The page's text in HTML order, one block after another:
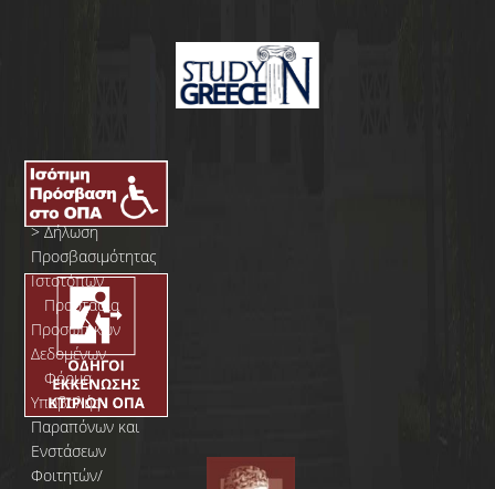
>Δήλωση
Προσβασιμότητας
Ιστοτόπων
Προστασία
Προσωπικών
Δεδομένων
Φόρμα
Yποβολής
Παραπόνων και
Ενστάσεων
Φοιτητών/